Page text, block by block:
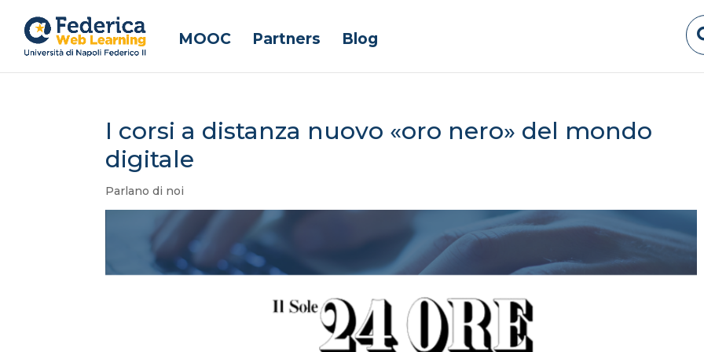
MOOC Partners Blog
I corsi a distanza nuovo «oro nero» del mondo
digitale
Parlano di noi